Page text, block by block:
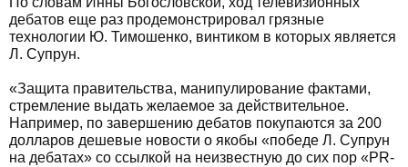
дебатов еще раз продемонстрировал грязные
технологии Ю. Тимошенко, винтиком в которых является
Л. Супрун.
«Защита правительства, манипулирование фактами,
стремление выдать желаемое за действительное.
Например, по завершению дебатов покупаются за 200
долларов дешевые новости о якобы «победе Л. Супрун
на дебатах» со ссылкой на неизвестную до сих пор «PR-